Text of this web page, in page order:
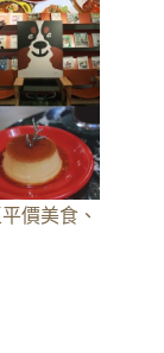
價美食、